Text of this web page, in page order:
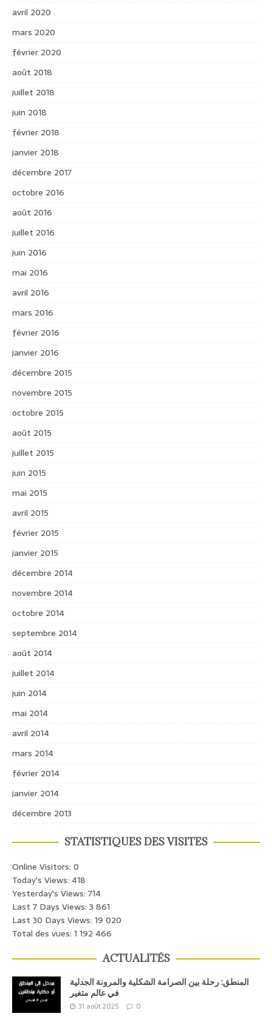
avril 2020
mars 2020
février 2020
août 2018
juillet 2018
juin 2018
février 2018
janvier 2018
décembre 2017
octobre 2016
août 2016
juillet 2016
juin 2016
mai 2016
avril 2016
mars 2016
février 2016
janvier 2016
décembre 2015
novembre 2015
octobre 2015
août 2015
juillet 2015
juin 2015
mai 2015
avril 2015
février 2015
janvier 2015
décembre 2014
novembre 2014
octobre 2014
septembre 2014
août 2014
juillet 2014
juin 2014
mai 2014
avril 2014
mars 2014
février 2014
janvier 2014
décembre 2013
STATISTIQUES DES VISITES
Online Visitors: 0
Today's Views: 418
Yesterday's Views: 714
Last 7 Days Views: 3 861
Last 30 Days Views: 19 020
Total des vues: 1 192 466
ACTUALITÉS
المنطق: رحلة بين الصرامة الشكلية والمرونة الجدلية
في عالم متغير
31 août 2025 0